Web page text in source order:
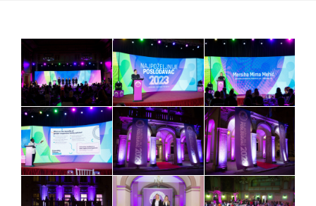
O nama
Usluge
Oprema
Galerije